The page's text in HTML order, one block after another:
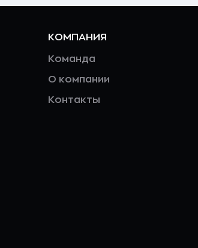
КОМПАНИЯ
Команда
О компании
Контакты